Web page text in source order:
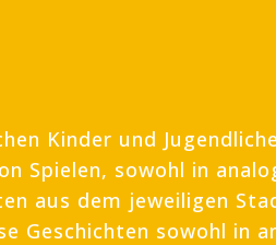
Kinder und
Spielen, sowohl in
aus dem jeweiligen
Geschichten sowohl in